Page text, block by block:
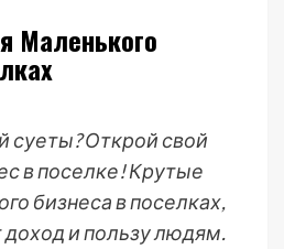
Маленького
суеты? Открой свой
в поселке! Крутые
бизнеса в поселках,
и пользу людям.